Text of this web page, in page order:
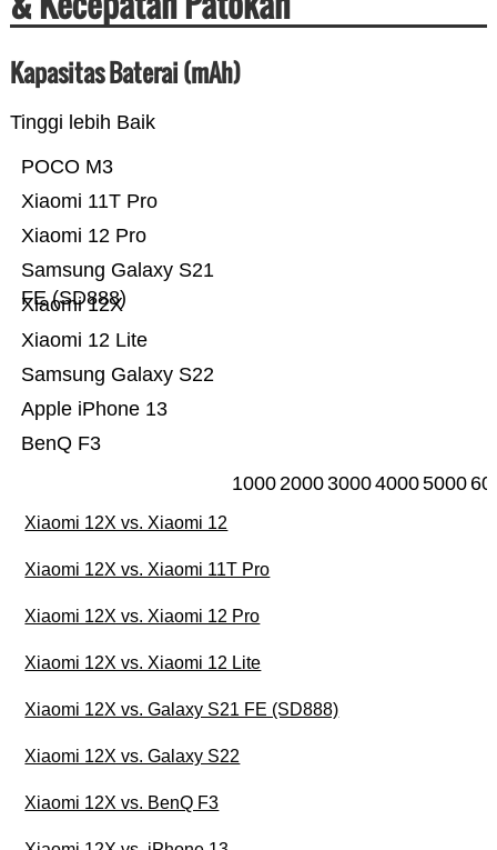
Kapasitas Baterai (mAh)
Tinggi lebih Baik
BenQ F3
Apple iPhone 13
Samsung Galaxy S22
Xiaomi 12 Lite
Xiaomi 12X
Samsung Galaxy S21
FE (SD888)
Xiaomi 12 Pro
Xiaomi 11T Pro
POCO M3
10002000300040005000
Xiaomi 12X vs. Xiaomi 12
Xiaomi 12X vs. Xiaomi 11T Pro
Xiaomi 12X vs. Xiaomi 12 Pro
Xiaomi 12X vs. Xiaomi 12 Lite
Xiaomi 12X vs. Galaxy S21 FE (SD888)
Xiaomi 12X vs. Galaxy S22
Xiaomi 12X vs. BenQ F3